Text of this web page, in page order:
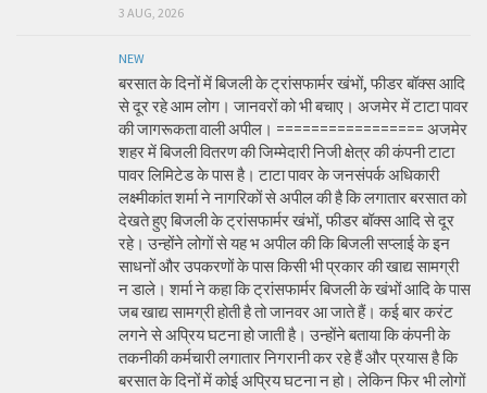
3 AUG, 2026
NEW
बरसात के दिनों में बिजली के ट्रांसफार्मर खंभों, फीडर बॉक्स आदि
से दूर रहे आम लोग। जानवरों को भी बचाए। अजमेर में टाटा पावर
की जागरूकता वाली अपील। ================= अजमेर
शहर में बिजली वितरण की जिम्मेदारी निजी क्षेत्र की कंपनी टाटा
पावर लिमिटेड के पास है। टाटा पावर के जनसंपर्क अधिकारी
लक्ष्मीकांत शर्मा ने नागरिकों से अपील की है कि लगातार बरसात को
देखते हुए बिजली के ट्रांसफार्मर खंभों, फीडर बॉक्स आदि से दूर
रहे। उन्होंने लोगों से यह भ अपील की कि बिजली सप्लाई के इन
साधनों और उपकरणों के पास किसी भी प्रकार की खाद्य सामग्री
न डाले। शर्मा ने कहा कि ट्रांसफार्मर बिजली के खंभों आदि के पास
जब खाद्य सामग्री होती है तो जानवर आ जाते हैं। कई बार करंट
लगने से अप्रिय घटना हो जाती है। उन्होंने बताया कि कंपनी के
तकनीकी कर्मचारी लगातार निगरानी कर रहे हैं और प्रयास है कि
बरसात के दिनों में कोई अप्रिय घटना न हो। लेकिन फिर भी लोगों